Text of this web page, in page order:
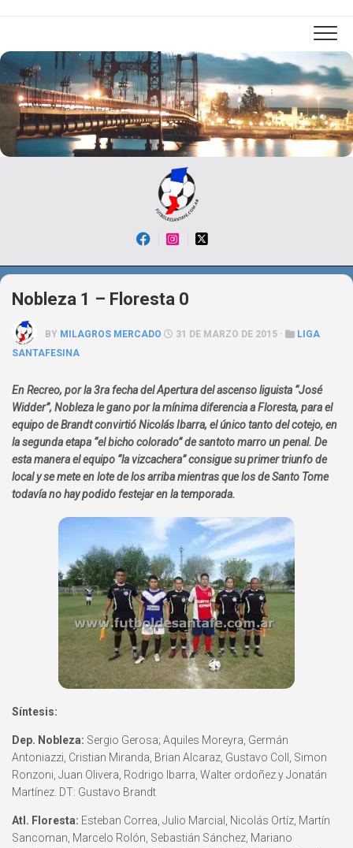
Nobleza 1 – Floresta 0
BY MILAGROS MERCADO 31 DE MARZO DE 2015 ·
LIGA
SANTAFESINA
En Recreo, por la 3ra fecha del Apertura del ascenso liguista “José
Widder”, Nobleza le gano por la mínima diferencia a Floresta, para el
equipo de Brandt convirtió Nicolás Ibarra, el único tanto del cotejo, en
la segunda etapa “el bicho colorado” de santoto marro un penal. De
esta manera el equipo “la vizcachera” consigue su primer triunfo de
local y se mete en lote de los arriba mientras que los de Santo Tome
todavía no hay podido festejar en la temporada.
Síntesis:
Dep. Nobleza: Sergio Gerosa; Aquiles Moreyra, Germán
Antoniazzi, Cristian Miranda, Brian Alcaraz, Gustavo Coll, Simon
Ronzoni, Juan Olivera, Rodrigo Ibarra, Walter ordoñez y Jonatán
Martínez. DT: Gustavo Brandt
Atl. Floresta: Esteban Correa, Julio Marcial, Nicolás Ortíz, Martín
Sancoman, Marcelo Rolón, Sebastián Sánchez, Mariano